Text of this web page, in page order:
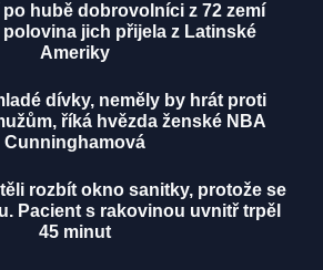
po hubě dobrovolníci z 72 zemí
jich přijela z Latinské
Ameriky
dívky, neměly by hrát proti
říká hvězda ženské NBA
Cunninghamová
rozbít okno sanitky, protože se
Pacient s rakovinou uvnitř trpěl
45 minut